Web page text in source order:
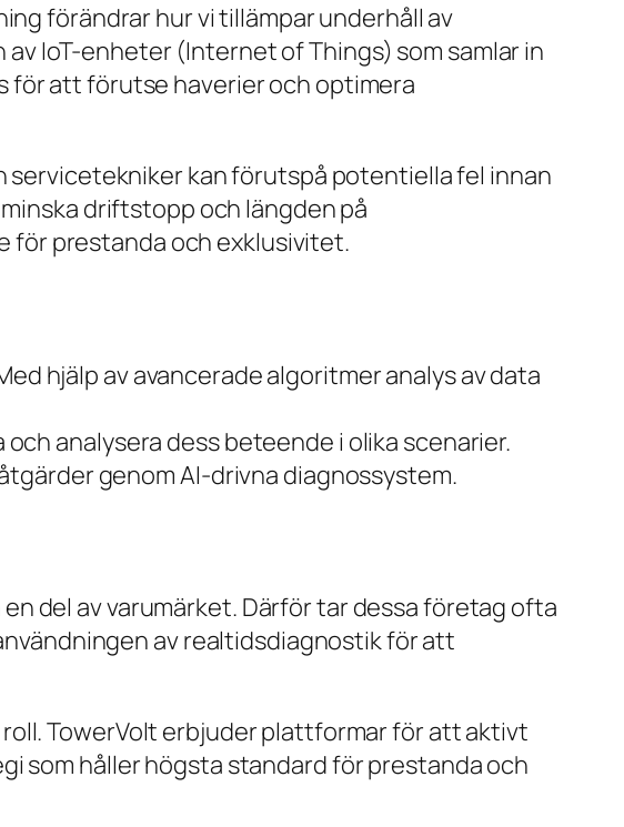
förändrar hur vi tillämpar underhåll av
IoT-enheter (Internet of Things) som samlar in
för att förutse haverier och optimera
kan förutspå potentiella fel innan
driftstopp och längden på
för prestanda och exklusivitet.
hjälp av avancerade algoritmer analys av data
analysera dess beteende i olika scenarier.
genom AI-drivna diagnossystem.
del av varumärket. Därför tar dessa företag ofta
av realtidsdiagnostik för att
TowerVolt erbjuder plattformar för att aktivt
som håller högsta standard för prestanda och